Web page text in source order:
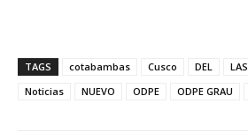
TAGS cotabambas Cusco DEL LAS
Noticias
NUEVO ODPE ODPE GRAU